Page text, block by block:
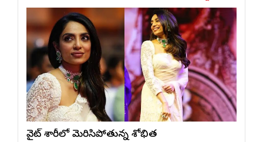
వైట్ శారీలో మెరిసిపోతున్న శోభిత